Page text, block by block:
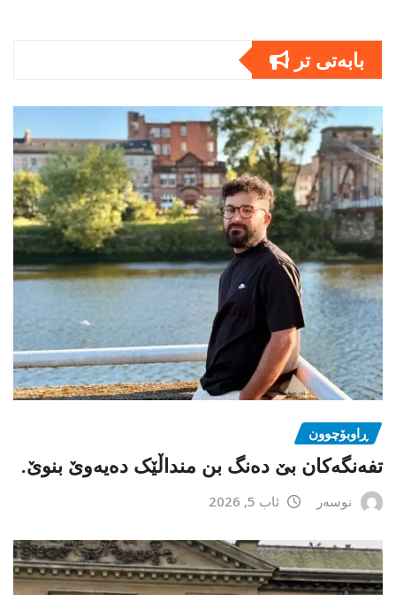
بابەتى تر
ڕاوبۆچوون
تفەنگەکان بێ دەنگ بن منداڵێک دەیەوێ بنوێ.
نوسەر ئاب 5, 2026